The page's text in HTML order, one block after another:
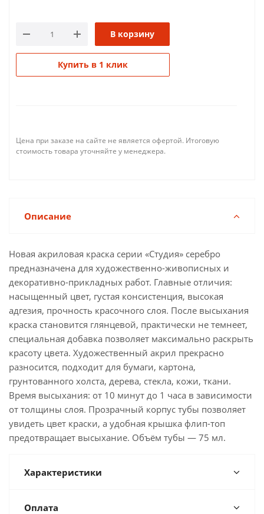
В корзину
Купить в 1 клик
Цена при заказе на сайте не является офертой. Итоговую
стоимость товара уточняйте у менеджера.
Описание
Новая акриловая краска серии «Студия» серебро
предназначена для художественно-живописных и
декоративно-прикладных работ. Главные отличия:
насыщенный цвет, густая консистенция, высокая
адгезия, прочность красочного слоя. После высыхания
краска становится глянцевой, практически не темнеет,
специальная добавка позволяет максимально раскрыть
красоту цвета. Художественный акрил прекрасно
разносится, подходит для бумаги, картона,
грунтованного холста, дерева, стекла, кожи, ткани.
Время высыхания: от 10 минут до 1 часа в зависимости
от толщины слоя. Прозрачный корпус тубы позволяет
увидеть цвет краски, а удобная крышка флип-топ
предотвращает высыхание. Объём тубы — 75 мл.
Характеристики
Оплата